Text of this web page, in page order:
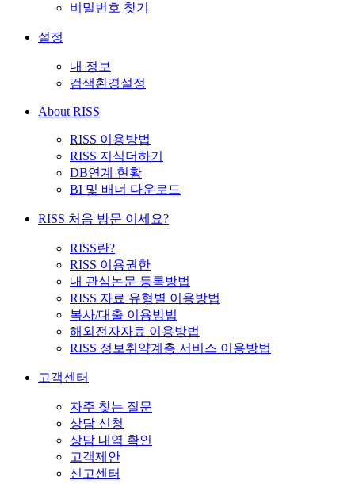
비밀번호 찾기
설정
내 정보
검색환경설정
About RISS
RISS 이용방법
RISS 지식더하기
DB연계 현황
BI 및 배너 다운로드
RISS 처음 방문 이세요?
RISS란?
RISS 이용권한
내 관심논문 등록방법
RISS 자료 유형별 이용방법
복사/대출 이용방법
해외전자자료 이용방법
RISS 정보취약계층 서비스 이용방법
고객센터
자주 찾는 질문
상담 신청
상담 내역 확인
고객제안
신고센터